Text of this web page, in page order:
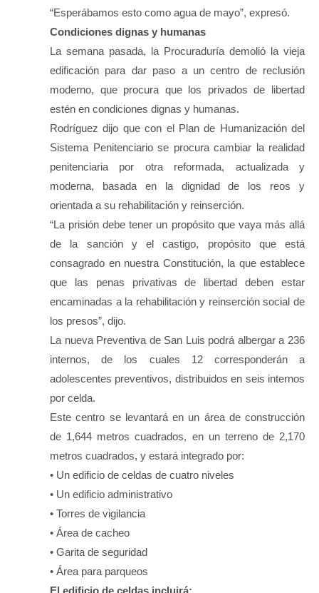
“Esperábamos esto como agua de mayo”, expresó.
Condiciones dignas y humanas
La semana pasada, la Procuraduría demolió la vieja
edificación para dar paso a un centro de reclusión
moderno, que procura que los privados de libertad
estén en condiciones dignas y humanas.
Rodríguez dijo que con el Plan de Humanización del
Sistema Penitenciario se procura cambiar la realidad
penitenciaria por otra reformada, actualizada y
moderna, basada en la dignidad de los reos y
orientada a su rehabilitación y reinserción.
“La prisión debe tener un propósito que vaya más allá
de la sanción y el castigo, propósito que está
consagrado en nuestra Constitución, la que establece
que las penas privativas de libertad deben estar
encaminadas a la rehabilitación y reinserción social de
los presos”, dijo.
La nueva Preventiva de San Luis podrá albergar a 236
internos, de los cuales 12 corresponderán a
adolescentes preventivos, distribuidos en seis internos
por celda.
Este centro se levantará en un área de construcción
de 1,644 metros cuadrados, en un terreno de 2,170
metros cuadrados, y estará integrado por:
• Un edificio de celdas de cuatro niveles
• Un edificio administrativo
• Torres de vigilancia
• Área de cacheo
• Garita de seguridad
• Área para parqueos
El edificio de celdas incluirá: